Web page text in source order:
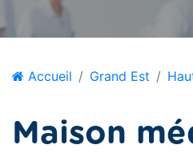
Accueil Grand Est
Maison